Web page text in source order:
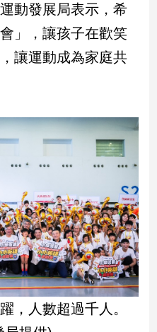
動發展局表示，希
」，讓孩子在歡笑
讓運動成為家庭共
，人數超過千人。